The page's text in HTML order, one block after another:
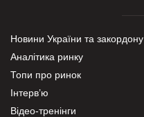
Новини України та закордону
Аналітика ринку
Топи про ринок
Інтерв’ю
Відео-тренінги